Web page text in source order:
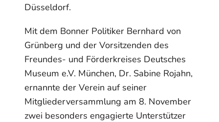
Düsseldorf.
Mit dem Bonner Politiker Bernhard von
Grünberg und der Vorsitzenden des
Freundes- und Förder­kreises Deutsches
Museum e.V. München, Dr. Sabine Rojahn,
ernannte der Verein auf seiner
Mitgliederversammlung am 8. November
zwei besonders engagierte Unterstützer